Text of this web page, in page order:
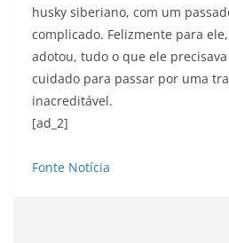
husky siberiano, com um
complicado. Felizmente para
adotou, tudo o que ele
cuidado para passar por uma
inacreditável.
[ad_2]
Fonte Notícia